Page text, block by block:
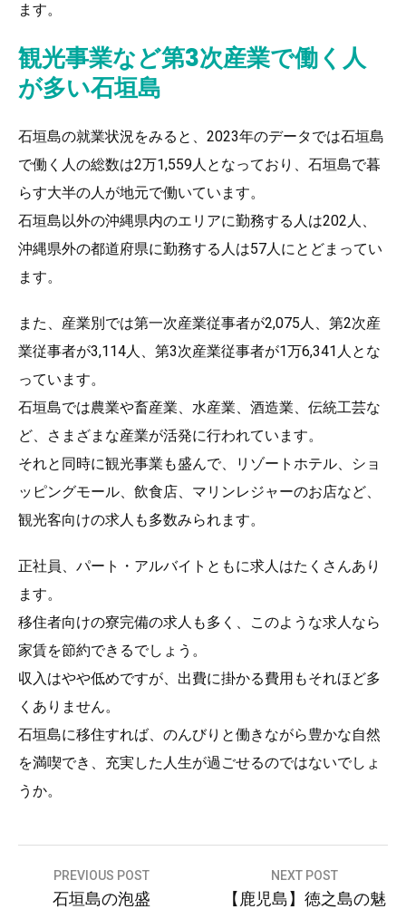
ます。
観光事業など第3次産業で働く人
が多い石垣島
石垣島の就業状況をみると、2023年のデータでは石垣島
で働く人の総数は2万1,559人となっており、石垣島で暮
らす大半の人が地元で働いています。
石垣島以外の沖縄県内のエリアに勤務する人は202人、
沖縄県外の都道府県に勤務する人は57人にとどまってい
ます。
また、産業別では第一次産業従事者が2,075人、第2次産
業従事者が3,114人、第3次産業従事者が1万6,341人とな
っています。
石垣島では農業や畜産業、水産業、酒造業、伝統工芸な
ど、さまざまな産業が活発に行われています。
それと同時に観光事業も盛んで、リゾートホテル、ショ
ッピングモール、飲食店、マリンレジャーのお店など、
観光客向けの求人も多数みられます。
正社員、パート・アルバイトともに求人はたくさんあり
ます。
移住者向けの寮完備の求人も多く、このような求人なら
家賃を節約できるでしょう。
収入はやや低めですが、出費に掛かる費用もそれほど多
くありません。
石垣島に移住すれば、のんびりと働きながら豊かな自然
を満喫でき、充実した人生が過ごせるのではないでしょ
うか。
PREVIOUS POST
石垣島の泡盛
NEXT POST
【鹿児島】徳之島の魅